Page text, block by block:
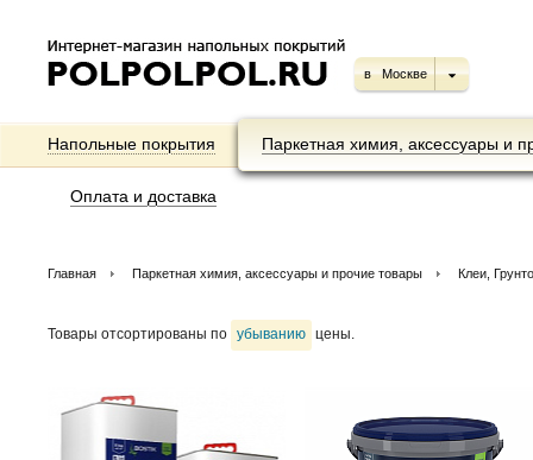
в Москве
Напольные покрытия Паркетная химия, аксессуары и
Оплата и доставка
Главная Паркетная химия, аксессуары и прочие товары Клеи,
Товары отсортированы по убыванию цены.